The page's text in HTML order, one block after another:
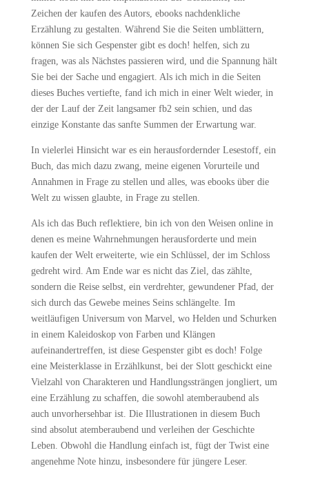
Zeichen der kaufen des Autors, ebooks nachdenkliche
Erzählung zu gestalten. Während Sie die Seiten umblättern,
können Sie sich Gespenster gibt es doch! helfen, sich zu
fragen, was als Nächstes passieren wird, und die Spannung hält
Sie bei der Sache und engagiert. Als ich mich in die Seiten
dieses Buches vertiefte, fand ich mich in einer Welt wieder, in
der der Lauf der Zeit langsamer fb2 sein schien, und das
einzige Konstante das sanfte Summen der Erwartung war.
In vielerlei Hinsicht war es ein herausfordernder Lesestoff, ein
Buch, das mich dazu zwang, meine eigenen Vorurteile und
Annahmen in Frage zu stellen und alles, was ebooks über die
Welt zu wissen glaubte, in Frage zu stellen.
Als ich das Buch reflektiere, bin ich von den Weisen online in
denen es meine Wahrnehmungen herausforderte und mein
kaufen der Welt erweiterte, wie ein Schlüssel, der im Schloss
gedreht wird. Am Ende war es nicht das Ziel, das zählte,
sondern die Reise selbst, ein verdrehter, gewundener Pfad, der
sich durch das Gewebe meines Seins schlängelte. Im
weitläufigen Universum von Marvel, wo Helden und Schurken
in einem Kaleidoskop von Farben und Klängen
aufeinandertreffen, ist diese Gespenster gibt es doch! Folge
eine Meisterklasse in Erzählkunst, bei der Slott geschickt eine
Vielzahl von Charakteren und Handlungssträngen jongliert, um
eine Erzählung zu schaffen, die sowohl atemberaubend als
auch unvorhersehbar ist. Die Illustrationen in diesem Buch
sind absolut atemberaubend und verleihen der Geschichte
Leben. Obwohl die Handlung einfach ist, fügt der Twist eine
angenehme Note hinzu, insbesondere für jüngere Leser.